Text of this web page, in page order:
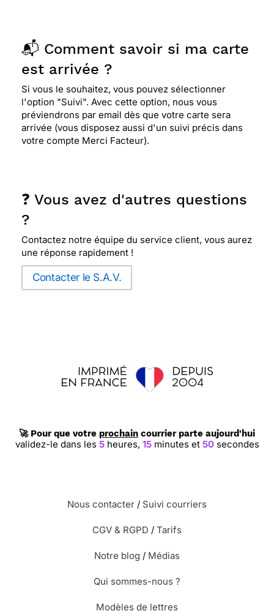
📬 Comment savoir si ma carte
est arrivée ?
Si vous le souhaitez, vous pouvez sélectionner
l'option "Suivi". Avec cette option, nous vous
préviendrons par email dès que votre carte sera
arrivée (vous disposez aussi d'un suivi précis dans
votre compte Merci Facteur).
❓ Vous avez d'autres questions
?
Contactez notre équipe du service client, vous aurez
une réponse rapidement !
Contacter le S.A.V.
🚀 Pour que votre prochain courrier parte aujourd'hui
validez-le dans les 5heures, 15minutes et 49 secondes
Nous contacter / Suivi courriers
CGV & RGPD / Tarifs
Notre blog / Médias
Qui sommes-nous ?
Modèles de lettres